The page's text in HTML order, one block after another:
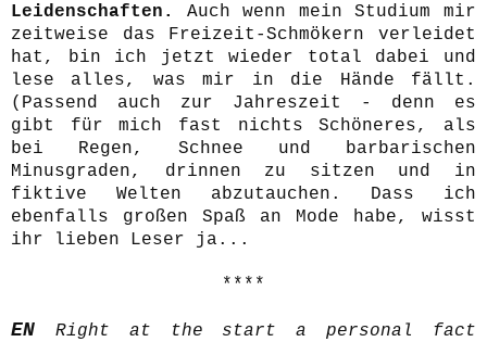
Leidenschaften.
Auch wenn mein Studium mir
zeitweise das Freizeit-Schmökern verleidet
hat, bin ich jetzt wieder total dabei und
lese alles, was mir in die Hände fällt.
(Passend auch zur Jahreszeit - denn es
gibt für mich fast nichts Schöneres, als
bei Regen, Schnee und barbarischen
Minusgraden, drinnen zu sitzen und in
fiktive Welten abzutauchen. Dass ich
ebenfalls großen Spaß an Mode habe, wisst
ihr lieben Leser ja...
****
EN Right at the start a personal fact